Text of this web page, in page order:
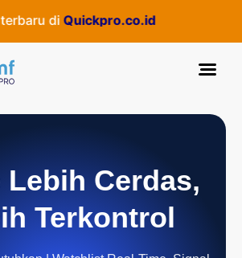
di Quickpro.co.id
Lebih Cerdas,
Terkontrol